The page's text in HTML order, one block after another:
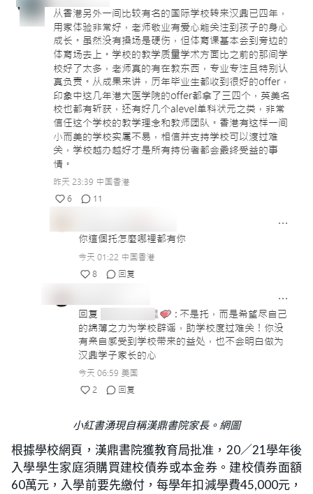
小紅書湧現自稱漢鼎書院家長。網圖
根據學校網頁，漢鼎書院獲教育局批准，20／21學年後
入學學生家庭須購買建校債券或本金券。建校債券面額
60萬元，入學前要先繳付，每學年扣減學費45,000元，